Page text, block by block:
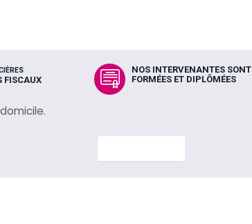
FISCAUX
NOS INTERVENANTES SONT
FORMÉES ET DIPLÔMÉES